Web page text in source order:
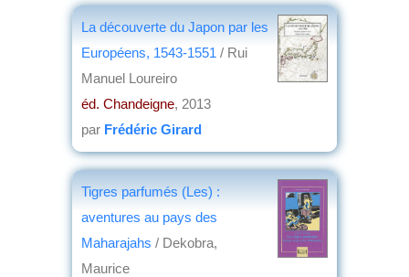
La découverte du Japon par les
Européens, 1543-1551 / Rui
Manuel Loureiro
éd. Chandeigne, 2013
par Frédéric Girard
Tigres parfumés (Les) :
aventures au pays des
Maharajahs / Dekobra,
Maurice